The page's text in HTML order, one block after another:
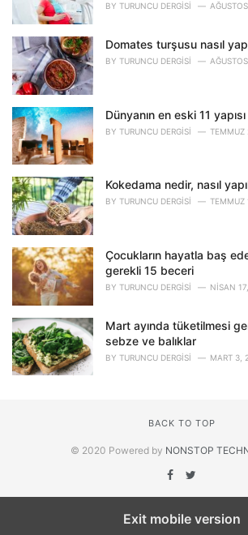
e
:
BY TURUNCU DERGISI
Domates turşusu nasıl
BY TURUNCU DERGISI
Dünyanın en eski 11 yapısı
BY TURUNCU DERGISI TEMMUZ
Kokedama nedir, nasıl
BY TURUNCU DERGISI TEMMUZ
Çocukların hayatla baş
gerekli 15 beceri
BY TURUNCU DERGISI NISAN
Mart ayında tüketilmesi
sebze ve balıklar
BY TURUNCU DERGISI MART 3,
BACK TO TOP
© 2020 Powered by NONSTOP
Exit mobile version